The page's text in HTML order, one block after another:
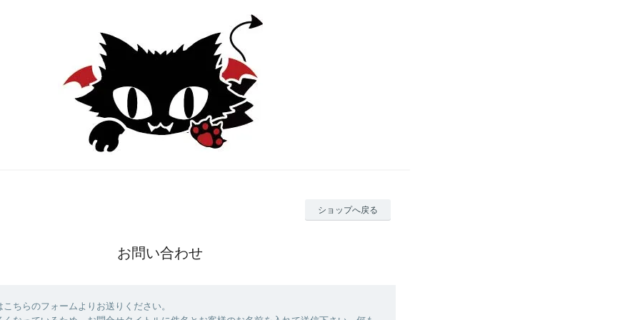
ショップへ戻る
お問い合わせ
ちらのフォームよりお送りください。